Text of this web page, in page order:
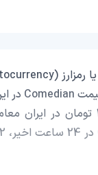
دلار است که با احتساب قیمت تتر 0.9988 تومان، با